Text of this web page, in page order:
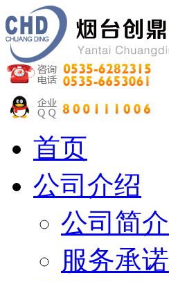
首页
公司介绍
公司简介
服务承诺